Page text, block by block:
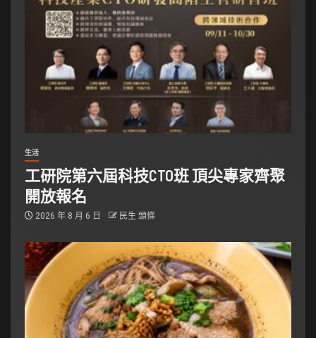
生活
工研院第六屆科技CTO班 頂尖專家齊聚
開放報名
2026 年 8 月 6 日 民生 頭條